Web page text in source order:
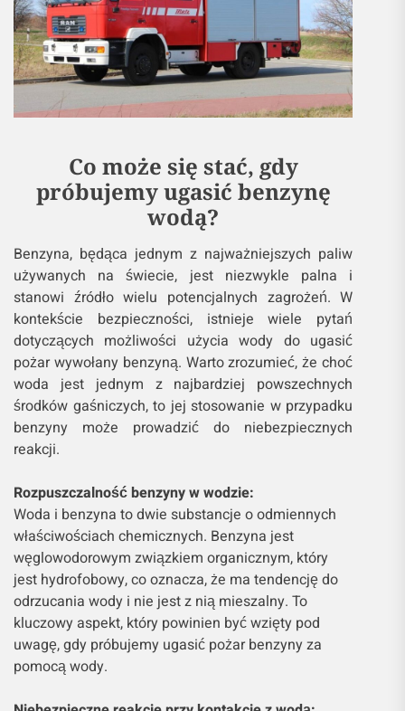
Co może się stać, gdy
próbujemy ugasić benzynę
wodą?
Benzyna, będąca jednym z najważniejszych paliw
używanych na świecie, jest niezwykle palna i
stanowi źródło wielu potencjalnych zagrożeń. W
kontekście bezpieczności, istnieje wiele pytań
dotyczących możliwości użycia wody do ugasić
pożar wywołany benzyną. Warto zrozumieć, że choć
woda jest jednym z najbardziej powszechnych
środków gaśniczych, to jej stosowanie w przypadku
benzyny może prowadzić do niebezpiecznych
reakcji.
Rozpuszczalność benzyny w wodzie:
Woda i benzyna to dwie substancje o odmiennych
właściwościach chemicznych. Benzyna jest
węglowodorowym związkiem organicznym, który
jest hydrofobowy, co oznacza, że ma tendencję do
odrzucania wody i nie jest z nią mieszalny. To
kluczowy aspekt, który powinien być wzięty pod
uwagę, gdy próbujemy ugasić pożar benzyny za
pomocą wody.